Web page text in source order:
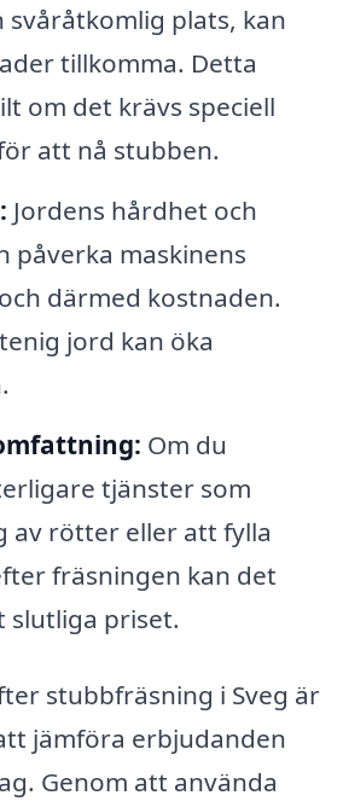
svåråtkomlig plats, kan
tillkomma. Detta
om det krävs speciell
att nå stubben.
Jordens hårdhet och
påverka maskinens
därmed kostnaden.
jord kan öka
Om du
tjänster som
av rötter eller att fylla
fräsningen kan det
slutliga priset.
stubbfräsning i Sveg är
jämföra erbjudanden
Genom att använda